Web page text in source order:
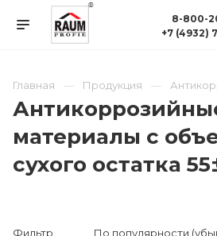
8-800-
+7 (4932)
Главная Продукция
материалы с
сухого остатка
Фильтр По популярности